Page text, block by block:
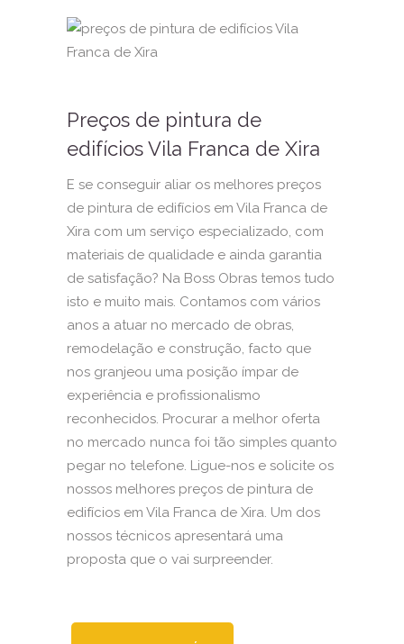
Preços de pintura de
edifícios Vila Franca de Xira
E se conseguir aliar os melhores preços
de pintura de edifícios em Vila Franca de
Xira com um serviço especializado, com
materiais de qualidade e ainda garantia
de satisfação? Na Boss Obras temos tudo
isto e muito mais. Contamos com vários
anos a atuar no mercado de obras,
remodelação e construção, facto que
nos granjeou uma posição ímpar de
experiência e profissionalismo
reconhecidos. Procurar a melhor oferta
no mercado nunca foi tão simples quanto
pegar no telefone. Ligue-nos e solicite os
nossos melhores preços de pintura de
edifícios em Vila Franca de Xira. Um dos
nossos técnicos apresentará uma
proposta que o vai surpreender.